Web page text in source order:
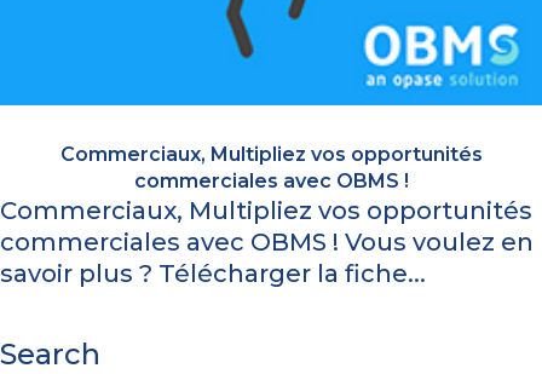
Commerciaux, Multipliez vos opportunités
commerciales avec OBMS !
Commerciaux, Multipliez vos opportunités
commerciales avec OBMS ! Vous voulez en
savoir plus ? Télécharger la fiche...
Search